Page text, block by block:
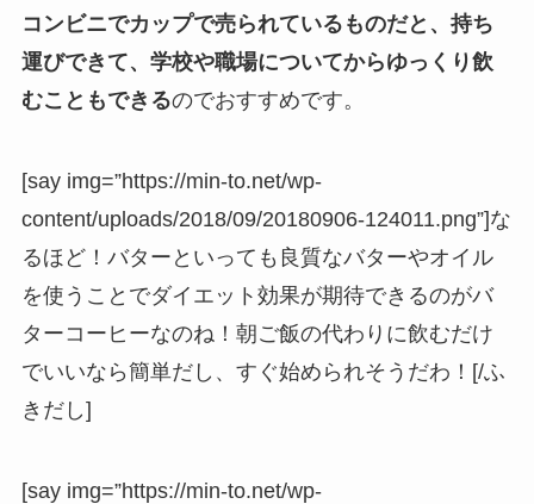
コンビニでカップで売られているものだと、持ち
運びできて、学校や職場についてからゆっくり飲
むこともできるのでおすすめです。
[say img=”https://min-to.net/wp-
content/uploads/2018/09/20180906-124011.png”]な
るほど！バターといっても良質なバターやオイル
を使うことでダイエット効果が期待できるのがバ
ターコーヒーなのね！朝ご飯の代わりに飲むだけ
でいいなら簡単だし、すぐ始められそうだわ！[/ふ
きだし]
[say img=”https://min-to.net/wp-